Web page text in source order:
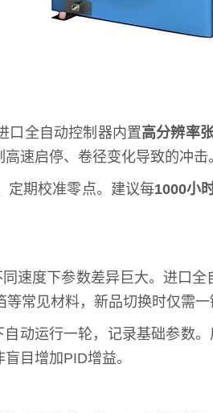
口全自动控制器内置高分辨率
速启停、卷径变化导致的冲击
定期校准零点。建议每1000小
速度下参数差异巨大。进口全
常见材料，新品切换时仅需一
动运行一轮，记录基础参数
目增加PID增益。